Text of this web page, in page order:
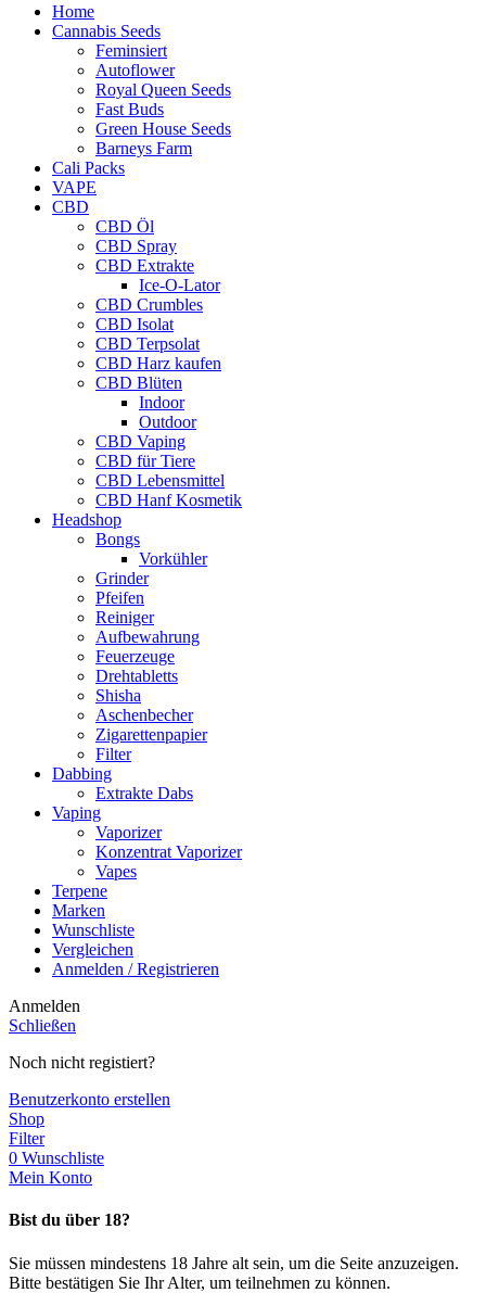
Home
Cannabis Seeds
Feminsiert
Autoflower
Royal Queen Seeds
Fast Buds
Green House Seeds
Barneys Farm
Cali Packs
VAPE
CBD
CBD Öl
CBD Spray
CBD Extrakte
Ice-O-Lator
CBD Crumbles
CBD Isolat
CBD Terpsolat
CBD Harz kaufen
CBD Blüten
Indoor
Outdoor
CBD Vaping
CBD für Tiere
CBD Lebensmittel
CBD Hanf Kosmetik
Headshop
Bongs
Vorkühler
Grinder
Pfeifen
Reiniger
Aufbewahrung
Feuerzeuge
Drehtabletts
Shisha
Aschenbecher
Zigarettenpapier
Filter
Dabbing
Extrakte Dabs
Vaping
Vaporizer
Konzentrat Vaporizer
Vapes
Terpene
Marken
Wunschliste
Vergleichen
Anmelden / Registrieren
Anmelden
Schließen
Noch nicht registiert?
Benutzerkonto erstellen
Shop
Filter
0 Wunschliste
Mein Konto
Bist du über 18?
Sie müssen mindestens 18 Jahre alt sein, um die Seite anzuzeigen.
Bitte bestätigen Sie Ihr Alter, um teilnehmen zu können.